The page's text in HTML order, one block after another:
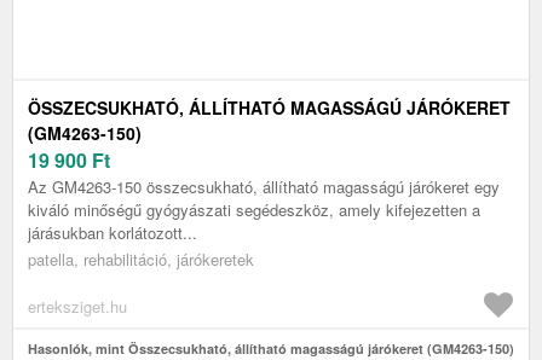
ÖSSZECSUKHATÓ, ÁLLÍTHATÓ MAGASSÁGÚ JÁRÓKERET
(GM4263-150)
19 900 Ft
Az GM4263-150 összecsukható, állítható magasságú járókeret egy
kiváló minőségű gyógyászati segédeszköz, amely kifejezetten a
járásukban korlátozott...
patella, rehabilitáció, járókeretek
erteksziget.hu
Hasonlók, mint Összecsukható, állítható magasságú járókeret (GM4263-150)